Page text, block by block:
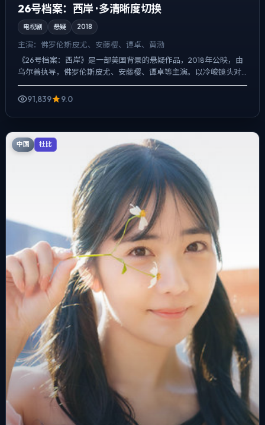
26号档案：西岸 · 多清晰度切换
电视剧 悬疑 2018
主演： 佛罗伦斯·皮尤、安藤樱、谭卓、黄渤
《26号档案：西岸》是一部美国背景的悬疑作品，2018年公映，由
乌尔善执导，佛罗伦斯·皮尤、安藤樱、谭卓等主演。以冷峻镜头对
准普通人的抉择瞬间，一场意外成为切口，牵出家庭、职场...
91,839
9.0
中国 杜比